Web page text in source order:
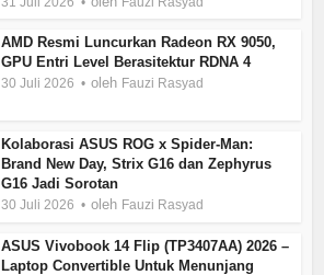
AMD Resmi Luncurkan Radeon RX 9050,
GPU Entri Level Berasitektur RDNA 4
30 Juli 2026 oleh Fauzi Rasyad
Kolaborasi ASUS ROG x Spider-Man:
Brand New Day, Strix G16 dan Zephyrus
G16 Jadi Sorotan
30 Juli 2026 oleh Fauzi Rasyad
ASUS Vivobook 14 Flip (TP3407AA) 2026 –
Laptop Convertible Untuk Menunjang